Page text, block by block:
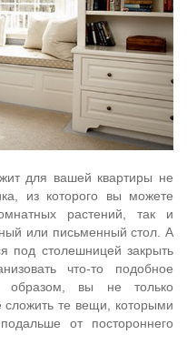
для вашей квартиры не
из которого вы можете
растений, так и
или письменный стол. А
под столешницей закрыть
что-то подобное
образом, вы не только
те вещи, которыми
от постороннего